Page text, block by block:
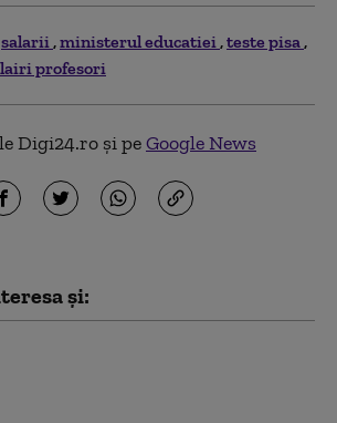
salarii ministerul educatiei teste pisa
profesori
Digi24.ro și peGoogle News
și: